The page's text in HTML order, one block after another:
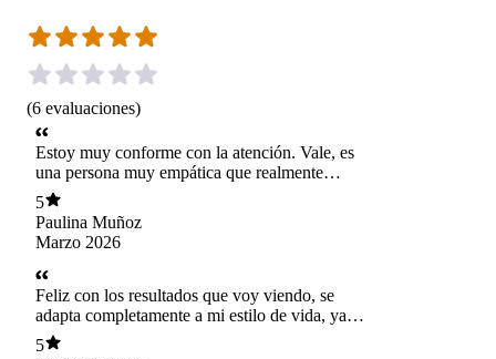
(6 evaluaciones)
Estoy muy conforme con la atención. Vale, es
una persona muy empática que realmente
escucha tus necesidades y se adapta a tu estilo
de vida. El seguimiento es impecable y te hace
sentir muy acompañada en todo el proceso.
¡Gracias por la paciencia y el profesionalismo!
5
Paulina Muñoz
Marzo 2026
Feliz con los resultados que voy viendo, se
adapta completamente a mi estilo de vida, ya
que trabajo por turnos y de noche. Agradezco a
5